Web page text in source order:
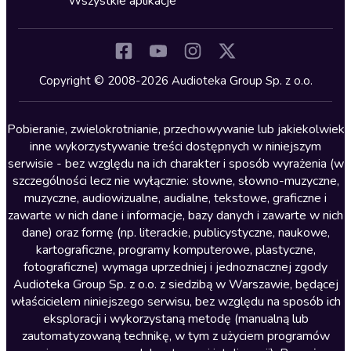
Kryminały
Lektury szkolne
Literatura anglojęzyczna
Literatura faktu
Literatura obyczajowa
Literatura piękna obca
Literatura piękna polska
Nagrania relaksacyjne
Nauka języków
Nauki humanistyczne
Podcasty i audycje
Copyright © 2008-2026 Audioteka Group Sp. z o.o.
Pobieranie, zwielokrotnianie, przechowywanie lub jakiekolwiek
inne wykorzystywanie treści dostępnych w niniejszym
serwisie - bez względu na ich charakter i sposób wyrażenia (w
szczególności lecz nie wyłącznie: słowne, słowno-muzyczne,
muzyczne, audiowizualne, audialne, tekstowe, graficzne i
zawarte w nich dane i informacje, bazy danych i zawarte w nich
dane) oraz formę (np. literackie, publicystyczne, naukowe,
kartograficzne, programy komputerowe, plastyczne,
fotograficzne) wymaga uprzedniej i jednoznacznej zgody
Audioteka Group Sp. z o.o. z siedzibą w Warszawie, będącej
właścicielem niniejszego serwisu, bez względu na sposób ich
eksploracji i wykorzystaną metodę (manualną lub
zautomatyzowaną technikę, w tym z użyciem programów